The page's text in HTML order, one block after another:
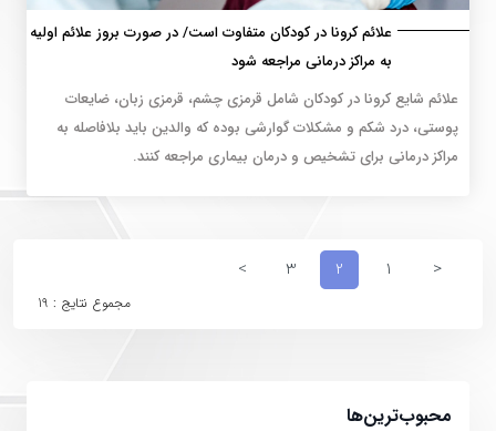
علائم کرونا در کودکان متفاوت است/ در صورت بروز علائم اولیه
به مراکز درمانی مراجعه شود
علائم شایع کرونا در کودکان شامل قرمزی چشم، قرمزی زبان، ضایعات
پوستی، درد شکم و مشکلات گوارشی بوده که والدین باید بلافاصله به
مراکز درمانی برای تشخیص و درمان بیماری مراجعه کنند.
<
1
2
3
>
مجموع نتایج : 19
محبوب‌ترین‌ها